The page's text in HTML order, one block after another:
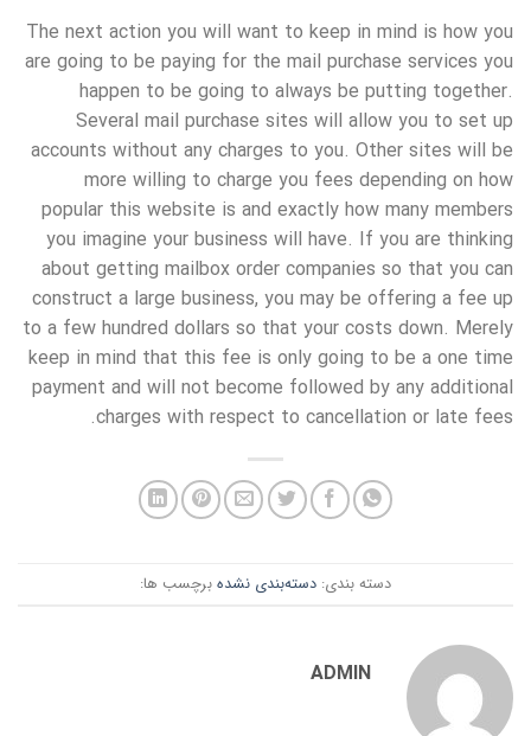
The next action you will want to keep in mind is how you
are going to be paying for the mail purchase services you
happen to be going to always be putting together.
Several mail purchase sites will allow you to set up
accounts without any charges to you. Other sites will be
more willing to charge you fees depending on how
popular this website is and exactly how many members
you imagine your business will have. If you are thinking
about getting mailbox order companies so that you can
construct a large business, you may be offering a fee up
to a few hundred dollars so that your costs down. Merely
keep in mind that this fee is only going to be a one time
payment and will not become followed by any additional
charges with respect to cancellation or late fees.
دسته بندی: دسته‌بندی نشده برچسب ها:
ADMIN